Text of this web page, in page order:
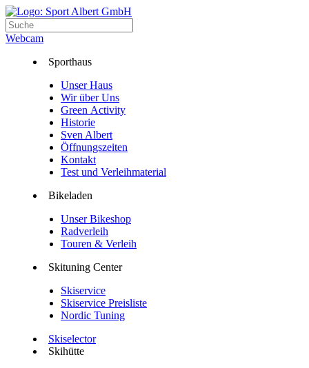
Webcam
Sporthaus
Unser Haus
Wir über Uns
Green Activity
Historie
Sven Albert
Öffnungszeiten
Kontakt
Test und Verleihmaterial
Bikeladen
Unser Bikeshop
Radverleih
Touren & Verleih
Skituning Center
Skiservice
Skiservice Preisliste
Nordic Tuning
Skiselector
Skihütte